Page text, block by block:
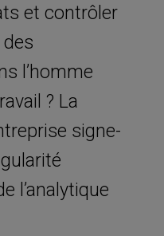
et contrôler
l’homme
? La
signe-
l’analytique